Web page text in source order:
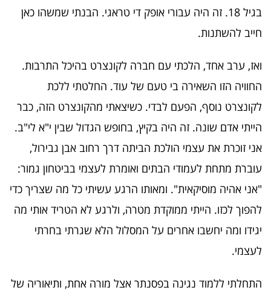
בגיל 18. זה היה עבורי אופק די טראגי. הבנתי שמשהו כאן
חייב להשתנות.
ואז, ערב אחד, הלכתי עם חברה לקונצרט בהיכל התרבות.
החוויה הזו השאירה בי טעם של עוד. החלטתי ללכת
לקונצרט נוסף, הפעם לבדי. כשיצאתי מהקונצרט הזה, כבר
הייתי אדם שונה. זה היה בקיץ, בחופש הגדול שבין י"א לי"ב.
אני זוכרת את עצמי הולכת הביתה דרך רחוב אבן גבירול,
עוברת מתחת לעמודי הבתים ואומרת לעצמי בביטחון גמור:
"אני אהיה מוסיקאית". ומאותו הרגע עשיתי כל מה שצריך כדי
להפוך לכזו. הייתי ממוקדת מטרה, ולרגע לא הטריד אותי מה
יגידו ומה יחשבו אחרים על המסלול הלא שגרתי בחרתי
לעצמי.
התחלתי ללמוד נגינה בפסנתר אצל מורה אחת, ותיאוריה של